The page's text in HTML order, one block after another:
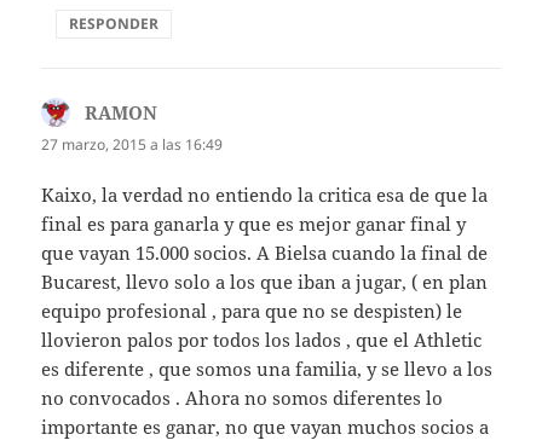
RESPONDER
RAMON
27 marzo, 2015 a las 16:49
Kaixo, la verdad no entiendo la critica esa de que la
final es para ganarla y que es mejor ganar final y
que vayan 15.000 socios. A Bielsa cuando la final de
Bucarest, llevo solo a los que iban a jugar, ( en plan
equipo profesional , para que no se despisten) le
llovieron palos por todos los lados , que el Athletic
es diferente , que somos una familia, y se llevo a los
no convocados . Ahora no somos diferentes lo
importante es ganar, no que vayan muchos socios a